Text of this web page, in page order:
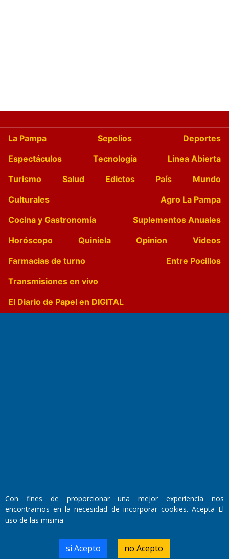
La Pampa Sepelios
Deportes
Espectáculos
Tecnología
Linea Abierta
Turismo
Salud Edictos País
Mundo
Culturales
Agro La Pampa
Cocina y Gastronomía
Suplementos Anuales
Horóscopo
Quiniela Opinion
Videos
Farmacias de turno
Entre Pocillos
Transmisiones en vivo
El Diario de Papel en DIGITAL
Director Periodístico:
Walter René Goñi
Domicilio Legal: José Ingenieros 855,
Santa Rosa, La Pampa.
Con fines de proporcionar una mejor experiencia nos
encontramos en la necesidad de incorporar cookies. Acepta El
uso de las misma
si Acepto no Acepto